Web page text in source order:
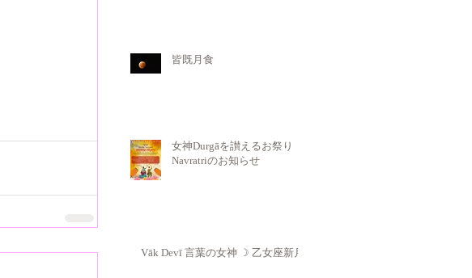
皆既月食
女神Durgāを讃えるお祭り
Navratriのお知らせ
Vāk Devī 言葉の女神 ☽ 乙女座新月